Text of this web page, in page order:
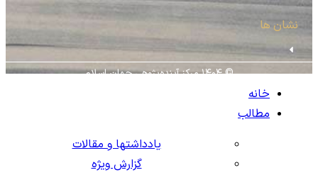
نشان ها
© ۱۴۰۴ مرکز آینده‌پژوهی جهان اسلام
خانه
مطالب
یادداشتها و مقالات
گزارش ویژه